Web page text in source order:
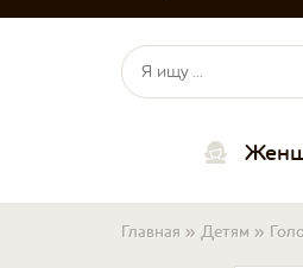
Форма
Поиск
Вы здесь
Главная » Детям »